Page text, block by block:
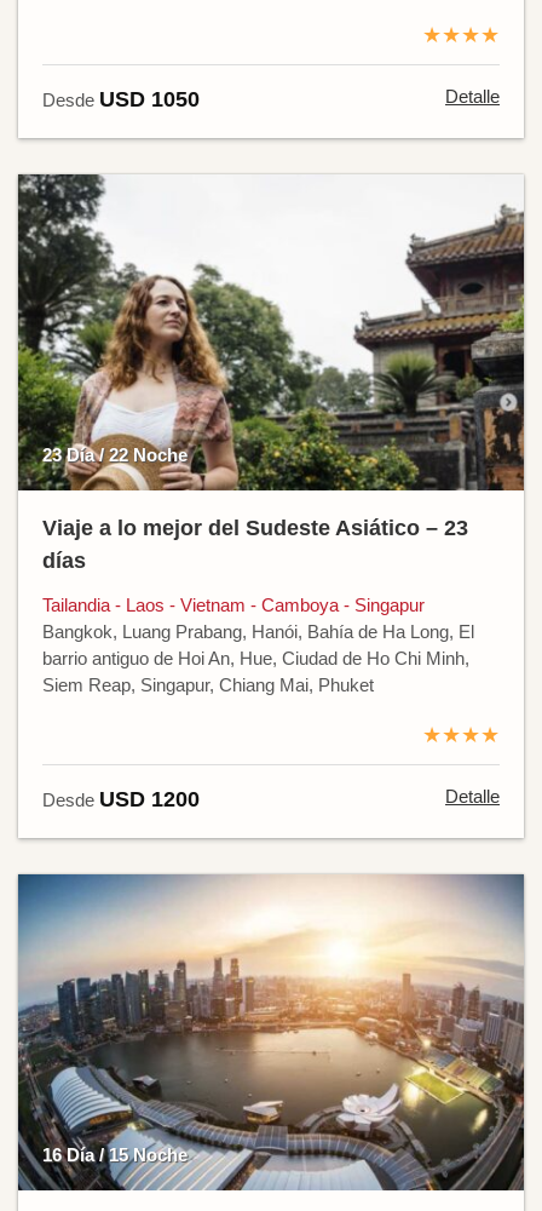
★★★★
Desde USD 1050 Detalle
23 Día / 22 Noche
Viaje a lo mejor del Sudeste Asiático – 23
días
Tailandia - Laos - Vietnam - Camboya - Singapur
Bangkok, Luang Prabang, Hanói, Bahía de Ha Long, El
barrio antiguo de Hoi An, Hue, Ciudad de Ho Chi Minh,
Siem Reap, Singapur, Chiang Mai, Phuket
★★★★
Desde USD 1200 Detalle
16 Día / 15 Noche